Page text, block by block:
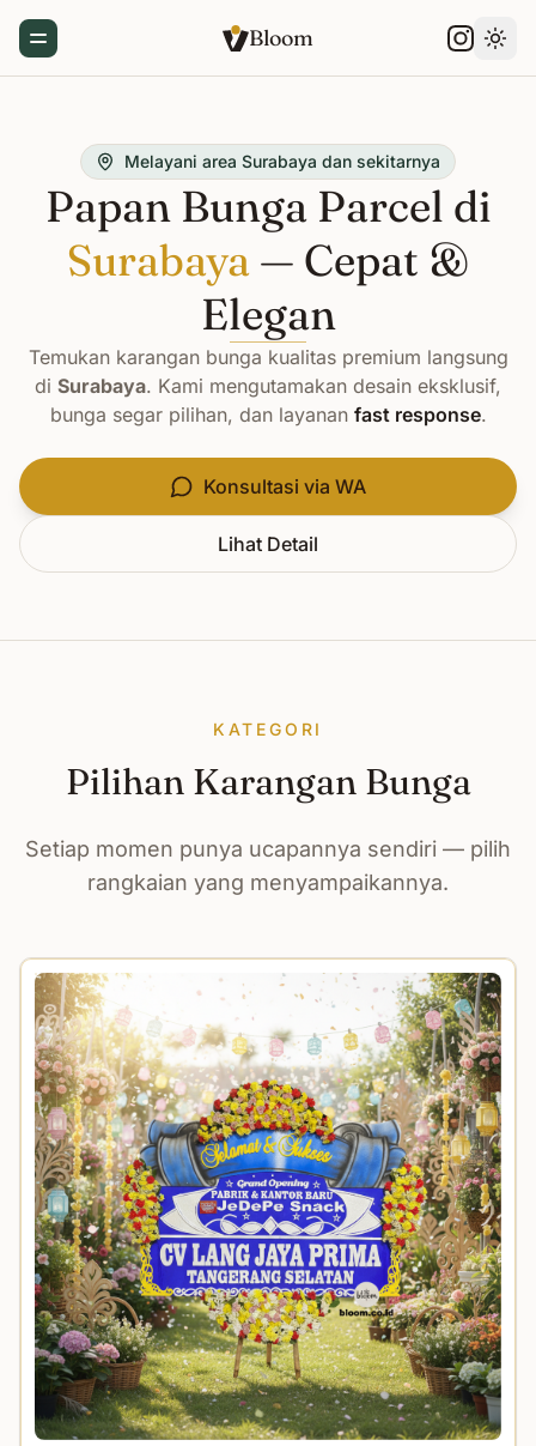
Toggle Menu Bloom
Melayani area Surabaya dan sekitarnya
Papan Bunga Parcel di
Surabaya — Cepat &
Elegan
Temukan karangan bunga kualitas premium langsung
di Surabaya. Kami mengutamakan desain eksklusif,
bunga segar pilihan, dan layanan fast response.
Konsultasi via WA
Lihat Detail
KATEGORI
Pilihan Karangan Bunga
Setiap momen punya ucapannya sendiri — pilih
rangkaian yang menyampaikannya.